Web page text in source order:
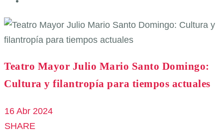
Teatro Mayor Julio Mario Santo Domingo:
Cultura y filantropía para tiempos actuales
16 Abr 2024
SHARE